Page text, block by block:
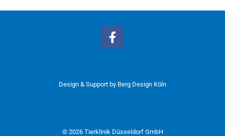
© 2026 Tierklinik Düsseldorf GmbH
Design & Support by Berg Design Köln